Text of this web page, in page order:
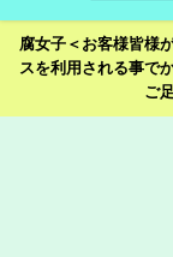
腐女子＜お客様皆様
スを利用される事で
ご